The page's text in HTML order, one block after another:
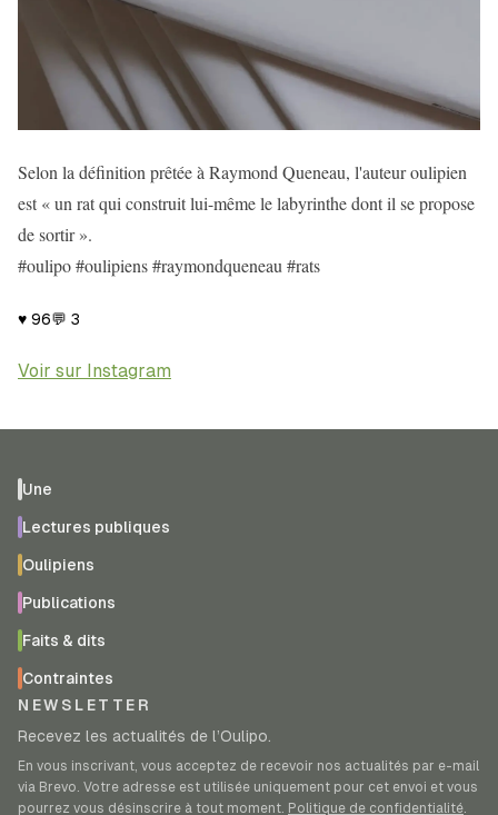
Selon la définition prêtée à Raymond Queneau, l'auteur oulipien
est « un rat qui construit lui-même le labyrinthe dont il se propose
de sortir ».
#oulipo #oulipiens #raymondqueneau #rats
♥ 96💬 3
Voir sur Instagram
Une
Lectures publiques
Oulipiens
Publications
Faits & dits
Contraintes
NEWSLETTER
Recevez les actualités de l’Oulipo.
En vous inscrivant, vous acceptez de recevoir nos actualités par e-mail
via Brevo. Votre adresse est utilisée uniquement pour cet envoi et vous
pourrez vous désinscrire à tout moment. Politique de confidentialité.